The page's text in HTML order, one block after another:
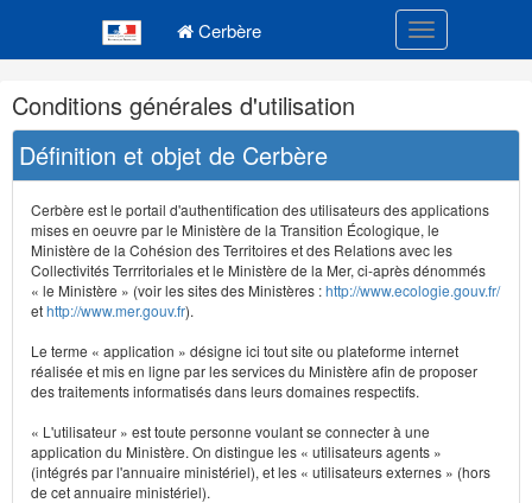
Cerbère Toggle
Navigation
et
outils
annexes
Conditions générales d'utilisation
Définition et objet de Cerbère
Cerbère est le portail d'authentification des utilisateurs des applications
mises en oeuvre par le Ministère de la Transition Écologique, le
Ministère de la Cohésion des Territoires et des Relations avec les
Collectivités Terrritoriales et le Ministère de la Mer, ci-après dénommés
« le Ministère » (voir les sites des Ministères :http://www.ecologie.gouv.fr/
ethttp://www.mer.gouv.fr).
Le terme « application » désigne ici tout site ou plateforme internet
réalisée et mis en ligne par les services du Ministère afin de proposer
des traitements informatisés dans leurs domaines respectifs.
« L'utilisateur » est toute personne voulant se connecter à une
application du Ministère. On distingue les « utilisateurs agents »
(intégrés par l'annuaire ministériel), et les « utilisateurs externes » (hors
de cet annuaire ministériel).